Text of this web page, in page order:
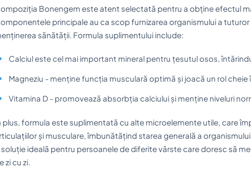
Bonengem este atent selectată pentru a obține efectul
principale au ca scop furnizarea organismului a
sănătății. Formula suplimentului include:
Calciul este cel mai important mineral pentru țesutul osos,
Magneziu - menține funcția musculară optimă și joacă un rol cheie
Vitamina D - promovează absorbția calciului și menține niveluri
plus, formula este suplimentată cu alte microelemente utile, care
și musculare, îmbunătățind starea generală a
soluție ideală pentru persoanele de diferite vârste care doresc să
zi cu zi.